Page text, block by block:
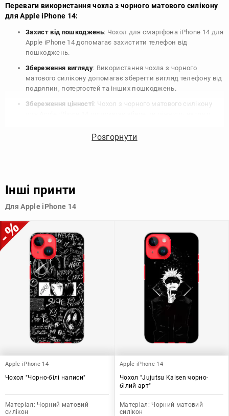
Переваги використання чохла з чорного матового силікону
для Apple iPhone 14:
Захист від пошкоджень: Чохол для смартфона iPhone 14 для
Apple iPhone 14 допомагає захистити телефон від
пошкоджень.
Збереження вигляду: Використання чохла з чорного
матового силікону допомагає зберегти вигляд телефону від
подряпин, потертостей та інших пошкоджень.
Збереження цінності: Чохол з чорного матового силікону
продати свій пристрій в майбутньому.
Узагалі, чохол для телефону - це дуже корисний аксесуар, який
допомагає захистити ваш пристрій, зберегти його цінність і
Розгорнути
Інші принти
Для Apple iPhone 14
Apple iPhone 14
Чохол "Чорно-білі написи"
Матеріал: Чорний матовий
силікон
Apple iPhone 14
Чохол "Jujutsu Kaisen чорно-
білий арт"
Матеріал: Чорний матовий
силікон